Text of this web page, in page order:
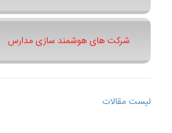
شرکت های هوشمند سازی مدارس
لیست مقالات